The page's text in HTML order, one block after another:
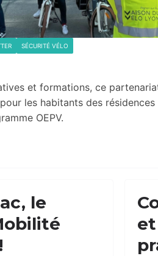
SÉCURITÉ VÉLO
et formations, ce
les habitants des
OEPV.
le